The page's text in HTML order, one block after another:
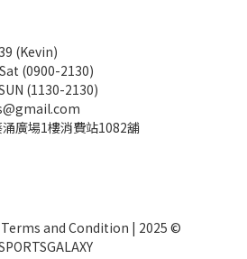
(Kevin)
(0900-2130)
(1130-2130)
廣場1樓消費站1082舖
Terms and Condition | 2025 ©